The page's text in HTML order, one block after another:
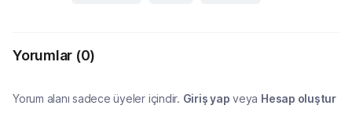
Yorumlar (0)
Yorum alanı sadece üyeler içindir. Giriş yap veya Hesap oluştur